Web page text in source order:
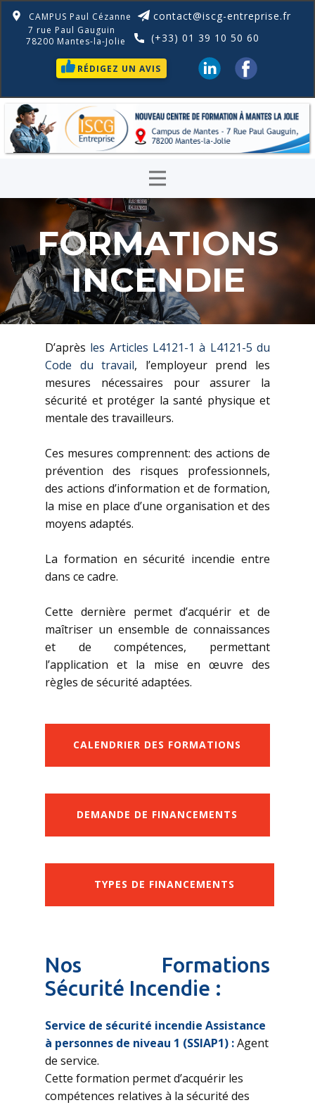
RÉDIGEZ UN AVIS
contact@iscg-entreprise.fr
(+33) 01 39 10 50 60
CAMPUS Paul Cézanne
7 rue Paul Gauguin
78200 Mantes-la-Jolie
FORMATIONS
INCENDIE
D’après les Articles L4121-1 à L4121-5 du
Code du travail, l’employeur prend les
mesures nécessaires pour assurer la
sécurité et protéger la santé physique et
mentale des travailleurs.
Ces mesures comprennent: des actions de
prévention des risques professionnels,
des actions d’information et de formation,
la mise en place d’une organisation et des
moyens adaptés.
La formation en sécurité incendie entre
dans ce cadre.
Cette dernière permet d’acquérir et de
maîtriser un ensemble de connaissances
et de compétences, permettant
l’application et la mise en œuvre des
règles de sécurité adaptées.
CALENDRIER DES FORMATIONS
DEMANDE DE FINANCEMENTS
TYPES DE FINANCEMENTS
Nos Formations
Sécurité Incendie :
Service de sécurité incendie Assistance
à personnes de niveau 1 (SSIAP1) :Agent
de service.
Cette formation permet d’acquérir les
compétences relatives à la sécurité des